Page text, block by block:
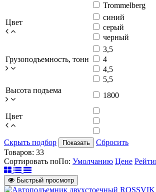
Trommelberg
Цвет
синий
серый
черный
Грузоподъемность, тонн
3,5
4
4,5
5,5
Высота подъема
1800
Цвет
Скрыть подбор Показать
Сбросить
Товаров: 33
Сортировать поПо: Умолчанию Цене
Быстрый просмотр